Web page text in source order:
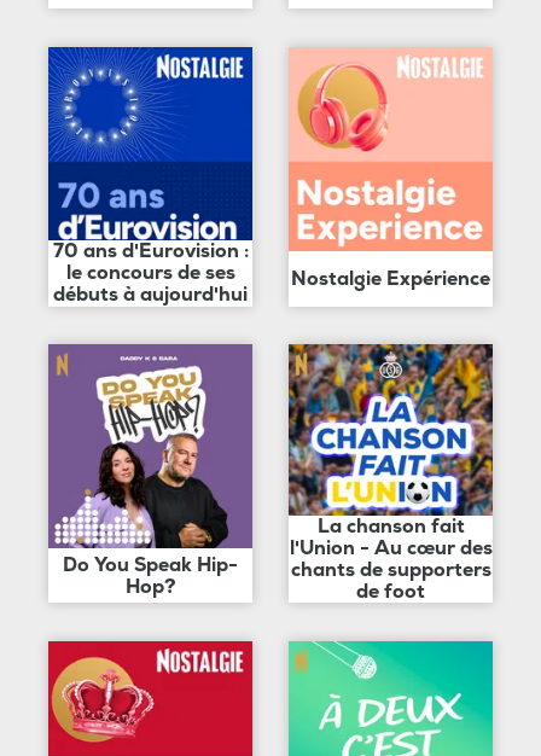
70 ans d'Eurovision :
le concours de ses
débuts à aujourd'hui
Nostalgie Expérience
Do You Speak Hip-
Hop?
La chanson fait
l'Union - Au cœur des
chants de supporters
de foot